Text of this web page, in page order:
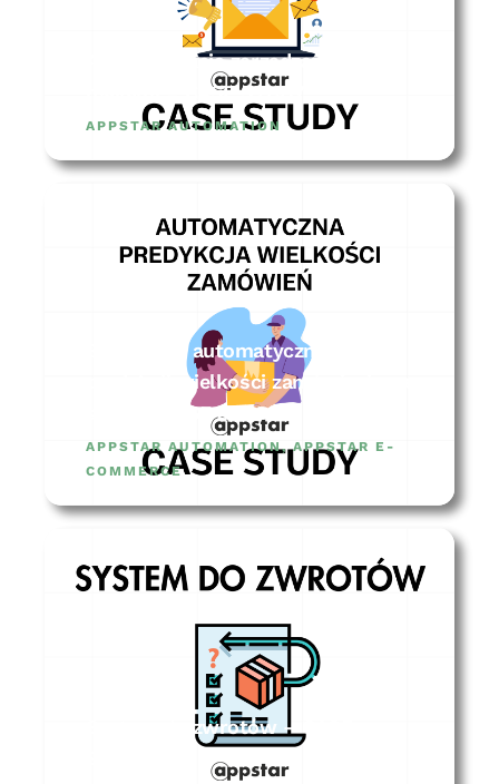
Automatyzacja zarządzania
mailami – CASE STUDY
APPSTAR AUTOMATION
System do automatycznej
predykcji wielkości zamówienia na
sklep – CASE STUDY
APPSTAR AUTOMATION,APPSTAR E-
COMMERCE
System do zwrotów – CASE